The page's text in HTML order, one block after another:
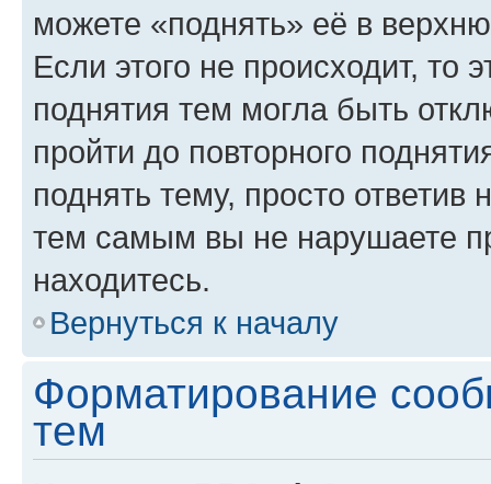
можете «поднять» её в
Если этого не происходит, то
поднятия тем могла быть
пройти до повторного
поднять тему, просто ответив
тем самым вы не нарушаете
находитесь.
Вернуться к началу
Форматирование
тем